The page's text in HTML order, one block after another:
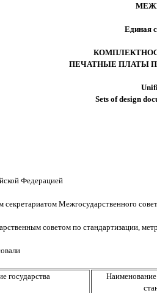
Единая
ПЕЧАТНЫЕ ПЛАТЫ
Sets of design
Федерацией
Межгосударственного
советом по стандартизации,
государства